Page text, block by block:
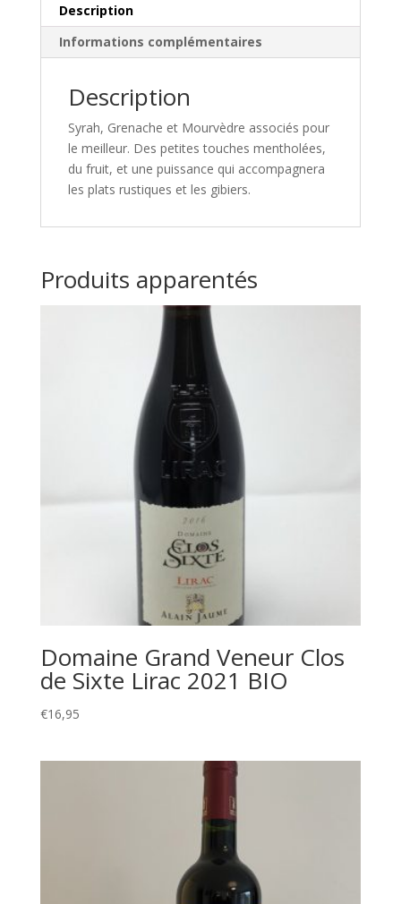
Description
Informations complémentaires
Description
Syrah, Grenache et Mourvèdre associés pour
le meilleur. Des petites touches mentholées,
du fruit, et une puissance qui accompagnera
les plats rustiques et les gibiers.
Produits apparentés
Domaine Grand Veneur Clos
de Sixte Lirac 2021 BIO
€16,95